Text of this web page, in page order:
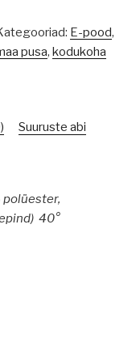
E-pood,
pusa, kodukoha
Suuruste abi
polüester,
40°